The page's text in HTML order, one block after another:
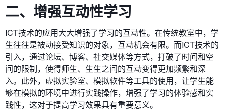
二、增强互动性学习
ICT技术的应用大大增强了学习的互动性。在传统教室中，学
生往往是被动接受知识的对象，互动机会有限。而ICT技术的
引入，通过论坛、博客、社交媒体等方式，打破了时间和空
间的限制，使得师生、生生之间的互动变得更加频繁和深
入。此外，虚拟实验室、模拟软件等工具的使用，让学生能
够在模拟的环境中进行实践操作，增强了学习的体验感和实
践性，这对于提高学习效果具有重要意义。